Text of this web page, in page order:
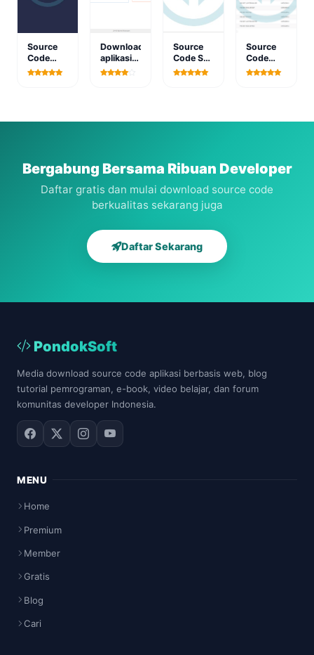
Source
Code
Aplikasi
Framework
Download
aplikasi
sistem
Source
Code SP
Penyakit
Source
Code
Sistem
Bergabung Bersama Ribuan Developer
Daftar gratis dan mulai download source code
berkualitas sekarang juga
Daftar Sekarang
PondokSoft
Media download source code aplikasi berbasis web, blog
tutorial pemrograman, e-book, video belajar, dan forum
komunitas developer Indonesia.
MENU
Home
Premium
Member
Gratis
Blog
Cari